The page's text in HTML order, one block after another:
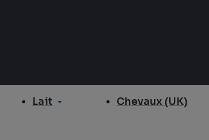
Lait Chevaux (UK)